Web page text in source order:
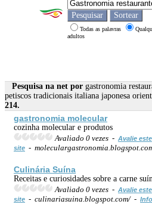
Todas as palavras
adultos
Pesquisa na net por gastronomia
petiscos tradicionais italiana japonesa
214.
gastronomia molecular
cozinha molecular e produtos
Avaliado 0 vezes - Avalie este
site -
Culinária Suína
Receitas e curiosidades sobre a carne
Avaliado 0 vezes - Avalie este
site - culinariasuina.blogspot.com/ - Info